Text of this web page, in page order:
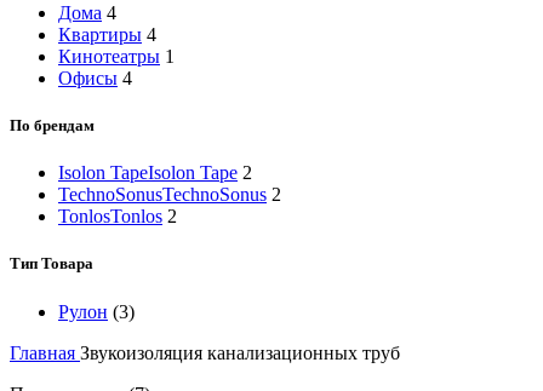
Дома 4
Квартиры 4
Кинотеатры 1
Офисы 4
По брендам
Isolon TapeIsolon Tape 2
TechnoSonusTechnoSonus 2
TonlosTonlos 2
Тип Товара
Рулон (3)
Главная Звукоизоляция канализационных труб